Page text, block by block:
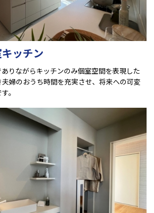
ッチン
りながらキッチンのみ個室空間を表現した
婦のおうち時間を充実させ、将来への可変
。